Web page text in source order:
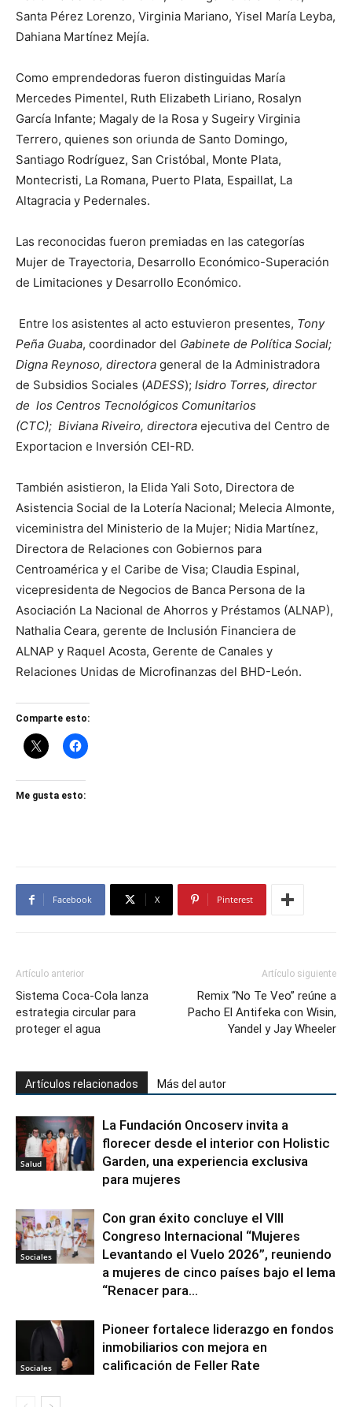
Santa Pérez Lorenzo, Virginia Mariano, Yisel María Leyba,
Dahiana Martínez Mejía.
Como emprendedoras fueron distinguidas María
Mercedes Pimentel, Ruth Elizabeth Liriano, Rosalyn
García Infante; Magaly de la Rosa y Sugeiry Virginia
Terrero, quienes son oriunda de Santo Domingo,
Santiago Rodríguez, San Cristóbal, Monte Plata,
Montecristi, La Romana, Puerto Plata, Espaillat, La
Altagracia y Pedernales.
Las reconocidas fueron premiadas en las categorías
Mujer de Trayectoria, Desarrollo Económico-Superación
de Limitaciones y Desarrollo Económico.
Entre los asistentes al acto estuvieron presentes, Tony
Peña Guaba, coordinador del Gabinete de Política Social;
Digna Reynoso, directora general de la Administradora
de Subsidios Sociales (ADESS); Isidro Torres, director
de los Centros Tecnológicos Comunitarios
(CTC); Biviana Riveiro, directora ejecutiva del Centro de
Exportacion e Inversión CEI-RD.
También asistieron, la Elida Yali Soto, Directora de
Asistencia Social de la Lotería Nacional; Melecia Almonte,
viceministra del Ministerio de la Mujer; Nidia Martínez,
Directora de Relaciones con Gobiernos para
Centroamérica y el Caribe de Visa; Claudia Espinal,
vicepresidenta de Negocios de Banca Persona de la
Asociación La Nacional de Ahorros y Préstamos (ALNAP),
Nathalia Ceara, gerente de Inclusión Financiera de
ALNAP y Raquel Acosta, Gerente de Canales y
Relaciones Unidas de Microfinanzas del BHD-León.
Comparte esto:
Me gusta esto:
Facebook X Pinterest
Artículo anterior
Sistema Coca-Cola lanza
estrategia circular para
proteger el agua
Artículo siguiente
Remix “No Te Veo” reúne a
Pacho El Antifeka con Wisin,
Yandel y Jay Wheeler
Artículos relacionados Más del autor
Salud
La Fundación Oncoserv invita a
florecer desde el interior con Holistic
Garden, una experiencia exclusiva
para mujeres
Sociales
Con gran éxito concluye el VIII
Congreso Internacional “Mujeres
Levantando el Vuelo 2026”, reuniendo
a mujeres de cinco países bajo el lema
“Renacer para...
Sociales
Pioneer fortalece liderazgo en fondos
inmobiliarios con mejora en
calificación de Feller Rate